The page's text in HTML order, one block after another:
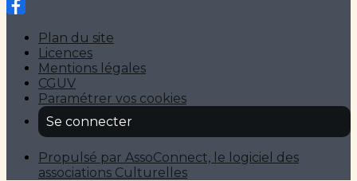
Plan du site
Licences
Mentions légales
CGUV
Paramétrer vos cookies
Se connecter
Propulsé par AssoConnect, le logiciel des
associations Culturelles